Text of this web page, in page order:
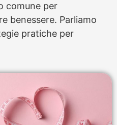
comune per
benessere. Parliamo
pratiche per